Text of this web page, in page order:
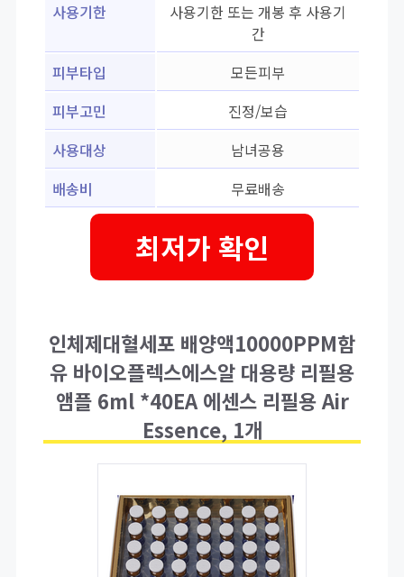
사용기한
사용기한 또는 개봉 후 사용기
간
피부타입
모든피부
피부고민
진정/보습
사용대상
남녀공용
배송비
무료배송
최저가 확인
인체제대혈세포 배양액10000PPM함
유 바이오플렉스에스알 대용량 리필용
앰플 6ml *40EA 에센스 리필용 Air
Essence, 1개